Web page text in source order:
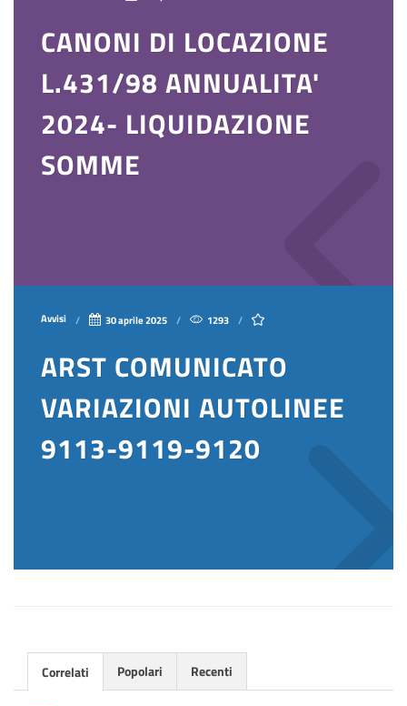
CANONI DI LOCAZIONE
L.431/98 ANNUALITA'
2024- LIQUIDAZIONE
SOMME
Avvisi 30 aprile 2025 1293
ARST COMUNICATO
VARIAZIONI AUTOLINEE
9113-9119-9120
Correlati Popolari Recenti